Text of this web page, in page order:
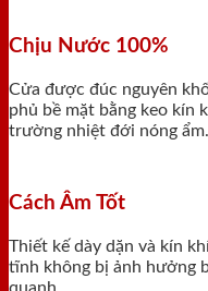
Chịu Nước 100%
Cửa được đúc nguyên
phủ bề mặt bằng keo kín
trường nhiệt đới nóng ẩm.
Cách Âm Tốt
Thiết kế dày dặn và kín
tĩnh không bị ảnh hưởng